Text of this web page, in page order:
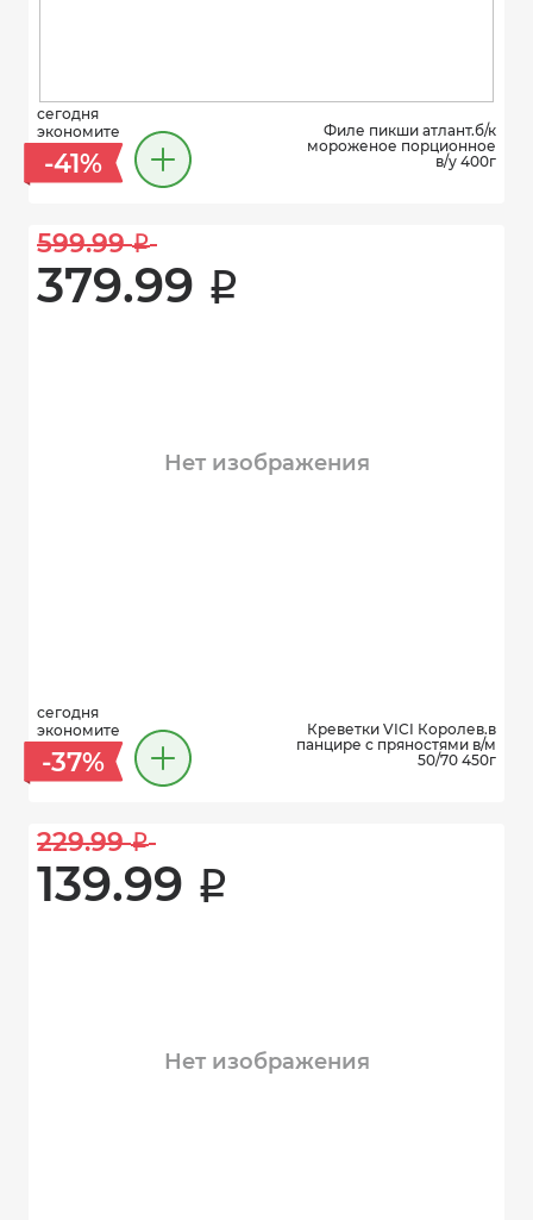
сегодня
экономите
-41%
Филе пикши атлант.б/к
мороженое порционное
в/у 400г
599.99 i
379.99 i
Нет изображения
сегодня
экономите
-37%
Креветки VICI Королев.в
панцире с пряностями в/м
50/70 450г
229.99 i
139.99 i
Нет изображения